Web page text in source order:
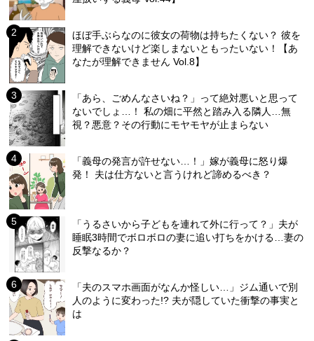
ほぼ手ぶらなのに彼女の荷物は持ちたくない？ 彼を
理解できないけど楽しまないともったいない！【あ
なたが理解できません Vol.8】
「あら、ごめんなさいね？」って絶対悪いと思って
ないでしょ…！ 私の畑に平然と踏み入る隣人…無
視？悪意？その行動にモヤモヤが止まらない
「義母の発言が許せない…！」嫁が義母に怒り爆
発！ 夫は仕方ないと言うけれど諦めるべき？
「うるさいから子どもを連れて外に行って？」夫が
睡眠3時間でボロボロの妻に追い打ちをかける…妻の
反撃なるか？
「夫のスマホ画面がなんか怪しい…」ジム通いで別
人のように変わった!? 夫が隠していた衝撃の事実と
は